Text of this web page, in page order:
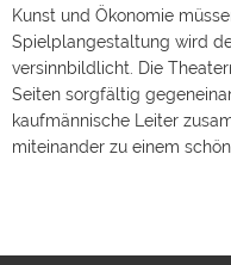
Kunst und Ökonomie
Spielplangestaltung wird
versinnbildlicht. Die
Seiten sorgfältig
kaufmännische Leiter
miteinander zu einem